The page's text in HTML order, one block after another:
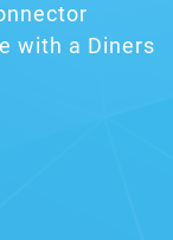
with a Diners